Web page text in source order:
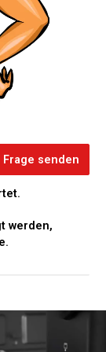
1
noch online
Frage senden
werden,